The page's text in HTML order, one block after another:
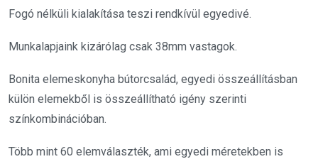
Fogó nélküli kialakítása teszi rendkívül egyedivé.
Munkalapjaink kizárólag csak 38mm vastagok.
Bonita elemeskonyha bútorcsalád, egyedi összeállításban
külön elemekből is összeállítható igény szerinti
színkombinációban.
Több mint 60 elemválaszték, ami egyedi méretekben is